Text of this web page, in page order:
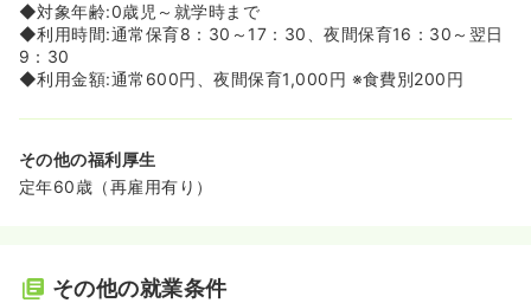
◆対象年齢:0歳児～就学時まで
◆利用時間:通常保育8：30～17：30、夜間保育16：30～翌日
9：30
◆利用金額:通常600円、夜間保育1,000円 ※食費別200円
その他の福利厚生
定年60歳（再雇用有り）
その他の就業条件